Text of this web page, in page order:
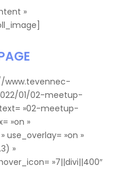
»
www.tevennec-
01/02-meetup-
»02-meetup-
»on »
use_overlay= »on »
»
»7||divi||400″